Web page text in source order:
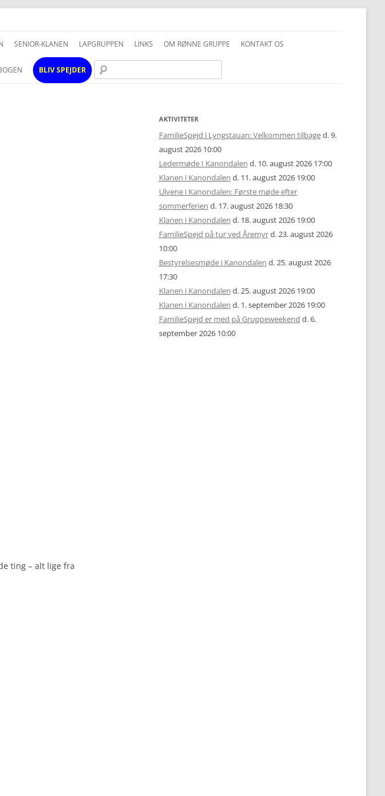
til
SENIOR-KLANEN LAPGRUPPEN LINKS OM RØNNE GRUPPE
FOTOS OG COPYRIGHT
UNIFORMSVEJLEDNING
INFO JUNIOR-SPEJDER
INFO TROPPEN
KONTAKT OS
BLIV SPEJDER
ting – alt lige fra
AKTIVITETER
FamilieSpejd i Lyngstauan: Velkommen tilbaged. 9.
august 2026 10:00
Ledermøde I Kanondalen d. 10. august 2026 17:00
Klanen i Kanondalen d. 11. august 2026 19:00
Ulvene i Kanondalen: Første møde efter
sommerferien d. 17. august 2026 18:30
Klanen i Kanondalen d. 18. august 2026 19:00
FamilieSpejd på tur ved Åremyrd. 23. august 2026
10:00
Bestyrelsesmøde i Kanondalen d. 25. august 2026
17:30
Klanen i Kanondalen d. 25. august 2026 19:00
Klanen i Kanondalen d. 1. september 2026 19:00
FamilieSpejd er med på Gruppeweekend d. 6.
september 2026 10:00